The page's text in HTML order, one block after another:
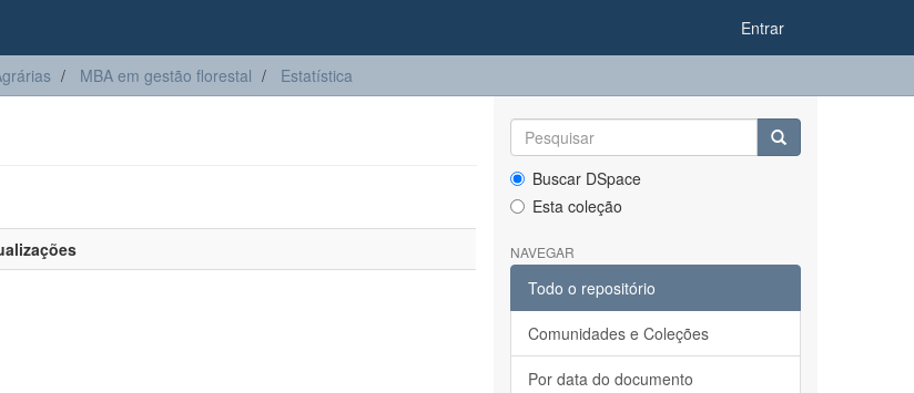
Entrar
MBA em gestão florestal Estatística
Buscar DSpace
Esta coleção
NAVEGAR
Todo o repositório
Comunidades e Coleções
Por data do documento